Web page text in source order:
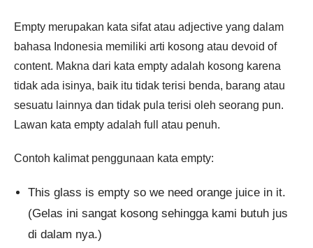
Empty merupakan kata sifat atau adjective yang dalam
bahasa Indonesia memiliki arti kosong atau devoid of
content. Makna dari kata empty adalah kosong karena
tidak ada isinya, baik itu tidak terisi benda, barang atau
sesuatu lainnya dan tidak pula terisi oleh seorang pun.
Lawan kata empty adalah full atau penuh.
Contoh kalimat penggunaan kata empty:
This glass is empty so we need orange juice in it.
(Gelas ini sangat kosong sehingga kami butuh jus
di dalam nya.)